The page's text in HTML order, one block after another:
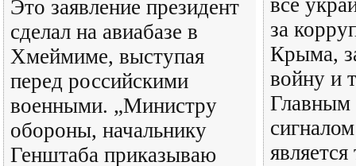
Это заявление президент
сделал на авиабазе в
Хмеймиме, выступая
перед российскими
военными. „Министру
обороны, начальнику
Генштаба приказываю
все
за
Крыма,
войну и
Главным